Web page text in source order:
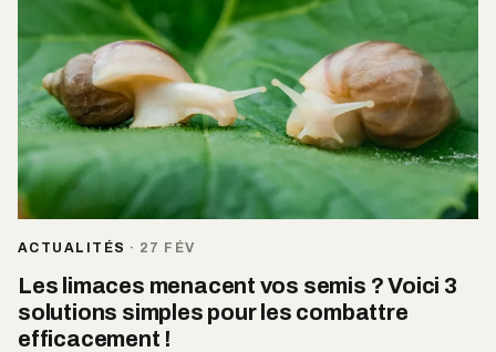
ACTUALITÉS · 27 FÉV
Les limaces menacent vos semis ? Voici 3
solutions simples pour les combattre
efficacement !